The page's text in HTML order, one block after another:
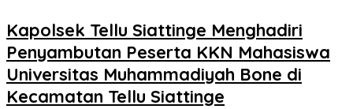
Kapolsek Tellu Siattinge Menghadiri
Penyambutan Peserta KKN Mahasiswa
Universitas Muhammadiyah Bone di
Kecamatan Tellu Siattinge